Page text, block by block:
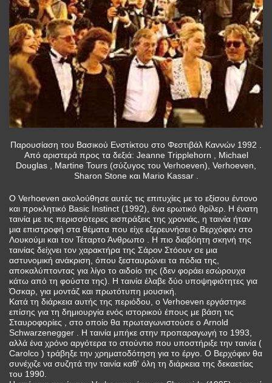
Παρουσίαση του Βασικού Ενστίκτου στο Φεστιβάλ Καννών 1992 .
Από αριστερά προς τα δεξιά: Jeanne Tripplehorn , Michael
Douglas , Martine Tours (σύζυγος του Verhoeven), Verhoeven,
Sharon Stone και Mario Kassar .
Ο Verhoeven ακολούθησε αυτές τις επιτυχίες με το εξίσου έντονο
και προκλητικό Basic Instinct (1992), ένα ερωτικό θρίλερ. Η ένατη
ταινία με τις περισσότερες εισπράξεις της χρονιάς, η ταινία ήταν
μια επιστροφή στα θέματα που είχε εξερευνήσει ο Βερχόφεν στο
Λουκούμι και τον Τέταρτο Άνθρωπο . Η πιο διαβόητη σκηνή της
ταινίας δείχνει τον χαρακτήρα της Σάρον Στόουν σε μια
αστυνομική ανάκριση, όπου ξεσταυρώνει τα πόδια της,
αποκαλύπτοντας για λίγο το αιδοίο της (δεν φοράει εσώρουχα
κάτω από τη φούστα της). Η ταινία έλαβε δύο υποψηφιότητες για
Όσκαρ, για μοντάζ και πρωτότυπη μουσική.
Κατά τη διάρκεια αυτής της περιόδου, ο Verhoeven εργάστηκε
επίσης για τη δημιουργία ενός ιστορικού έπους με βάση τις
Σταυροφορίες , στο οποίο θα πρωταγωνιστούσε ο Arnold
Schwarzenegger . Η ταινία μπήκε στην προπαραγωγή το 1993,
αλλά ένα χρόνο αργότερα το στούντιο που υποστήριξε την ταινία (
Carolco ) τράβηξε την χρηματοδότηση για το έργο. Ο Βερχόφεν θα
συνέχιζε να συζητά την ταινία καθ' όλη τη διάρκεια της δεκαετίας
του 1990.